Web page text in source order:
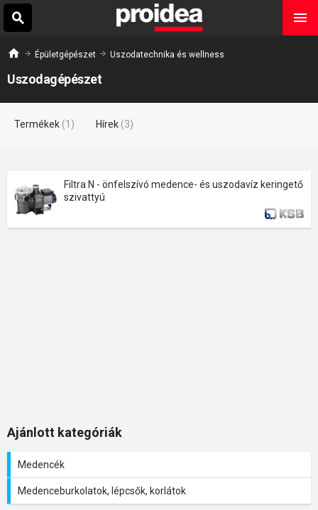
Épületgépészet Uszodatechnika és wellness
Uszodagépészet
Termékek (1) Hírek (3)
Filtra N - önfelszívó medence- és uszodavíz keringető
szivattyú
Ajánlott kategóriák
Medencék
Medenceburkolatok, lépcsők, korlátok